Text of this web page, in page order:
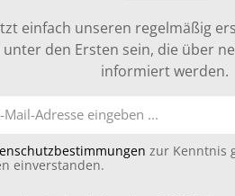
einfach unseren regelmäßig
den Ersten sein, die über
informiert werden.
Mail-
zur Kenntnis
einverstanden.